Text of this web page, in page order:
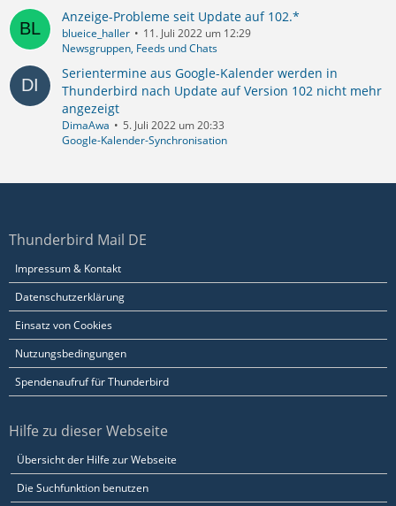
Anzeige-Probleme seit Update auf 102.*
blueice_haller
11. Juli 2022 um 12:29
Newsgruppen, Feeds und Chats
Serientermine aus Google-Kalender werden in
Thunderbird nach Update auf Version 102 nicht mehr
angezeigt
DimaAwa
5. Juli 2022 um 20:33
Google-Kalender-Synchronisation
Thunderbird Mail DE
Impressum & Kontakt
Datenschutzerklärung
Einsatz von Cookies
Nutzungsbedingungen
Spendenaufruf für Thunderbird
Hilfe zu dieser Webseite
Übersicht der Hilfe zur Webseite
Die Suchfunktion benutzen